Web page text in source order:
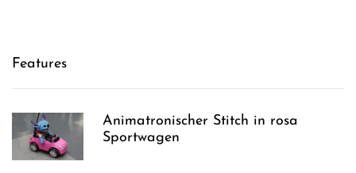
Features
Animatronischer Stitch in rosa
Sportwagen